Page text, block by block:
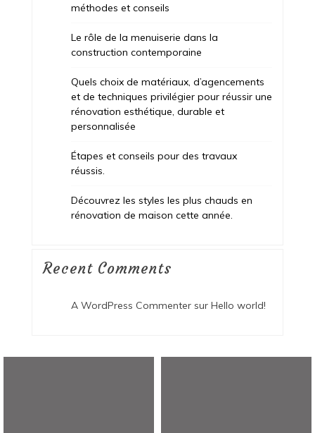
méthodes et conseils
Le rôle de la menuiserie dans la
construction contemporaine
Quels choix de matériaux, d’agencements
et de techniques privilégier pour réussir une
rénovation esthétique, durable et
personnalisée
Étapes et conseils pour des travaux
réussis.
Découvrez les styles les plus chauds en
rénovation de maison cette année.
Recent Comments
A WordPress Commentersur Hello world!